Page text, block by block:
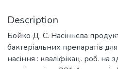
Description
Бойко Д. С. Насіннєва
бактеріальних препаратів
насіння : кваліфікац. роб. на